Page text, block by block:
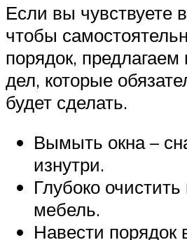
Если вы чувствуете
чтобы
порядок, предлагаем
дел, которые
будет сделать.
Вымыть окна –
изнутри.
Глубоко
мебель.
Навести